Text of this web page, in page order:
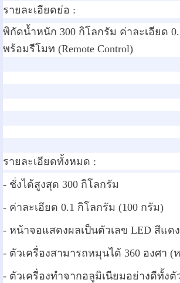
รายละเอียดย่อ :
พิกัดน้ำหนัก 300 กิโลกรัม ค่าละเอียด
พร้อมรีโมท (Remote Control)
รายละเอียดทั้งหมด :
- ชั่งได้สูงสุด 300 กิโลกรัม
- ค่าละเอียด 0.1 กิโลกรัม (100 กรัม)
- หน้าจอแสดงผลเป็นตัวเลข LED สีแดง
- ตัวเครื่องสามารถหมุนได้ 360 องศา (
- ตัวเครื่องทำจากอลูมิเนียมอย่างดีทั้งตั